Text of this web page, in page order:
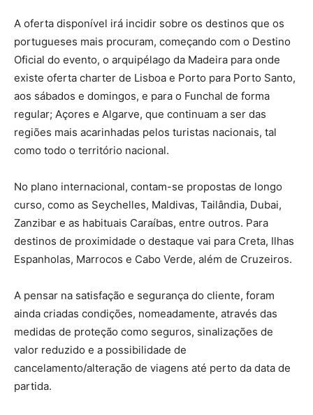
A oferta disponível irá incidir sobre os destinos que os
portugueses mais procuram, começando com o Destino
Oficial do evento, o arquipélago da Madeira para onde
existe oferta charter de Lisboa e Porto para Porto Santo,
aos sábados e domingos, e para o Funchal de forma
regular; Açores e Algarve, que continuam a ser das
regiões mais acarinhadas pelos turistas nacionais, tal
como todo o território nacional.
No plano internacional, contam-se propostas de longo
curso, como as Seychelles, Maldivas, Tailândia, Dubai,
Zanzibar e as habituais Caraíbas, entre outros. Para
destinos de proximidade o destaque vai para Creta, Ilhas
Espanholas, Marrocos e Cabo Verde, além de Cruzeiros.
A pensar na satisfação e segurança do cliente, foram
ainda criadas condições, nomeadamente, através das
medidas de proteção como seguros, sinalizações de
valor reduzido e a possibilidade de
cancelamento/alteração de viagens até perto da data de
partida.